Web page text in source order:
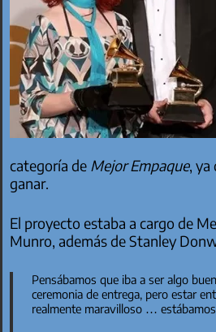
categoría de Mejor Empaque, ya
ganar.
El proyecto estaba a cargo de
Munro, además de Stanley
Pensábamos que iba a ser algo
ceremonia de entrega, pero estar
realmente maravilloso …